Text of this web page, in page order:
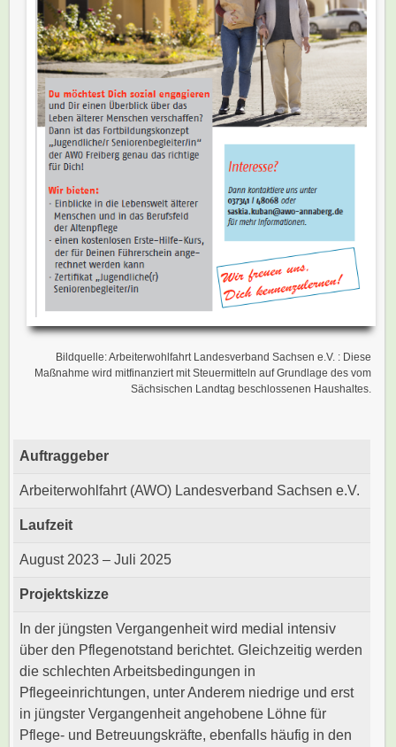
Bildquelle: Arbeiterwohlfahrt Landesverband Sachsen e.V. : Diese
Maßnahme wird mitfinanziert mit Steuermitteln auf Grundlage des vom
Sächsischen Landtag beschlossenen Haushaltes.
Auftraggeber
Arbeiterwohlfahrt (AWO) Landesverband Sachsen e.V.
Laufzeit
August 2023 – Juli 2025
Projektskizze
In der jüngsten Vergangenheit wird medial intensiv
über den Pflegenotstand berichtet. Gleichzeitig werden
die schlechten Arbeitsbedingungen in
Pflegeeinrichtungen, unter Anderem niedrige und erst
in jüngster Vergangenheit angehobene Löhne für
Pflege- und Betreuungskräfte, ebenfalls häufig in den